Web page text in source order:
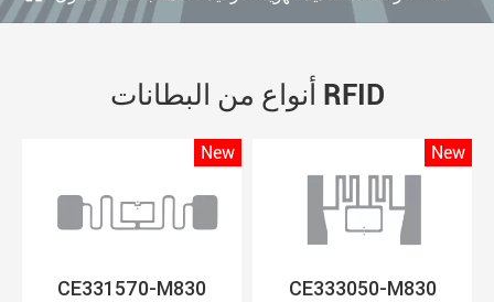
أنواع من البطانات RFID
New
CE331570-M830
New
CE333050-M830